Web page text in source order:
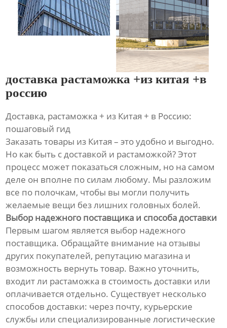
доставка растаможка +из китая +в
россию
Доставка, растаможка + из Китая + в Россию:
пошаговый гид
Заказать товары из Китая – это удобно и выгодно.
Но как быть с доставкой и растаможкой? Этот
процесс может показаться сложным, но на самом
деле он вполне по силам любому. Мы разложим
все по полочкам, чтобы вы могли получить
желаемые вещи без лишних головных болей.
Выбор надежного поставщика и способа доставки
Первым шагом является выбор надежного
поставщика. Обращайте внимание на отзывы
других покупателей, репутацию магазина и
возможность вернуть товар. Важно уточнить,
входит ли растаможка в стоимость доставки или
оплачивается отдельно. Существует несколько
способов доставки: через почту, курьерские
службы или специализированные логистические